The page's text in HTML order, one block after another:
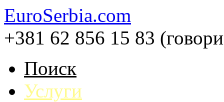
EuroSerbia.com
+381 62 856 15 83
Поиск
Услуги